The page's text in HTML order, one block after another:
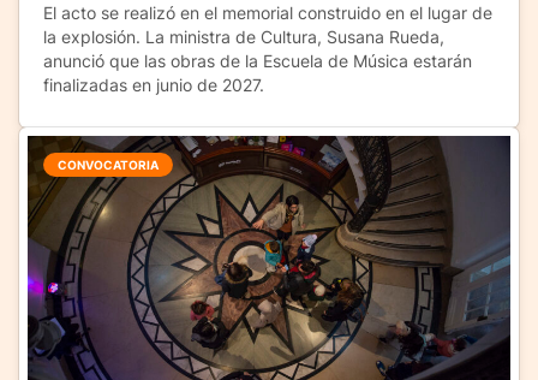
El acto se realizó en el memorial construido en el lugar de
la explosión. La ministra de Cultura, Susana Rueda,
anunció que las obras de la Escuela de Música estarán
finalizadas en junio de 2027.
CONVOCATORIA